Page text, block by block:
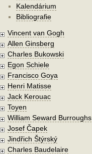
Kalendárium
Bibliografie
Vincent van Gogh
Allen Ginsberg
Charles Bukowski
Egon Schiele
Francisco Goya
Henri Matisse
Jack Kerouac
Toyen
William Seward Burroughs
Josef Čapek
Jindřich Štýrský
Charles Baudelaire